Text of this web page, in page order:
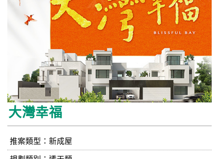
大灣幸福
推案類型：新成屋